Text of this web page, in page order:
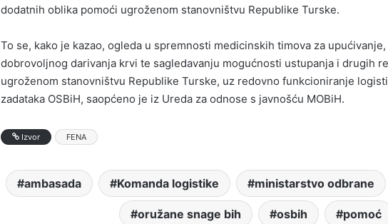
dodatnih oblika pomoći ugroženom stanovništvu Republike Turske.
To se, kako je kazao, ogleda u spremnosti medicinskih timova za
dobrovoljnog darivanja krvi te sagledavanju mogućnosti ustupanja i drugih
ugroženom stanovništvu Republike Turske, uz redovno funkcioniranje
zadataka OSBiH, saopćeno je iz Ureda za odnose s javnošću MOBiH.
Izvor FENA
ambasada Komanda logistike ministarstvo odbrane
oružane snage bih osbih pomoć